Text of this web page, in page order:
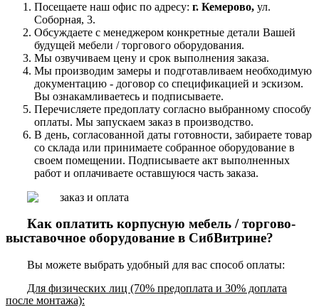
Посещаете наш офис по адресу: г. Кемерово, ул.
Соборная, 3.
Обсуждаете с менеджером конкретные детали Вашей
будущей мебели / торгового оборудования.
Мы озвучиваем цену и срок выполнения заказа.
Мы производим замеры и подготавливаем необходимую
документацию - договор со спецификацией и эскизом.
Вы ознакамливаетесь и подписываете.
Перечисляете предоплату согласно выбранному способу
оплаты. Мы запускаем заказ в производство.
В день, согласованной даты готовности, забираете товар
со склада или принимаете собранное оборудование в
своем помещении. Подписываете акт выполненных
работ и оплачиваете оставшуюся часть заказа.
Как оплатить корпусную мебель / торгово-
выставочное оборудование в СибВитрине?
Вы можете выбрать удобный для вас способ оплаты:
Для физических лиц (70% предоплата и 30% доплата
после монтажа):